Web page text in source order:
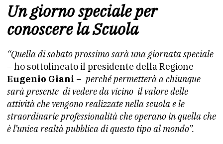
Un giorno speciale per
conoscere la Scuola
“Quella di sabato prossimo sarà una giornata speciale
–ho sottolineato il presidente della Regione
Eugenio Giani – perché permetterà a chiunque
sarà presente di vedere da vicino il valore delle
attività che vengono realizzate nella scuola e le
straordinarie professionalità che operano in quella che
è l’unica realtà pubblica di questo tipo al mondo”.